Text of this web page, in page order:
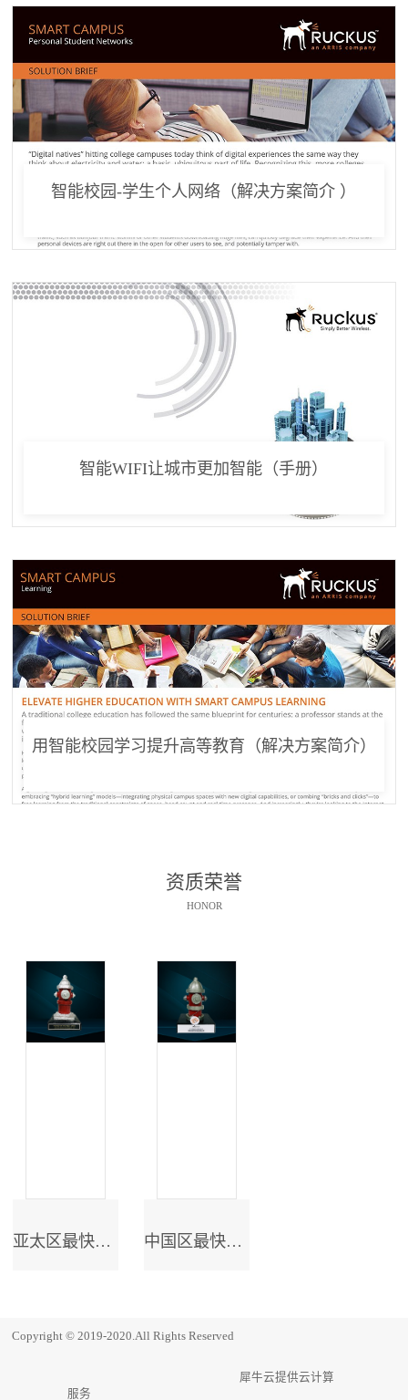
智能校园-学生个人网络（解决方案简介 ）
智能WIFI让城市更加智能（手册）
用智能校园学习提升高等教育（解决方案简介）
资质荣誉
HONOR
亚太区最快成长奖 中国区最快成长奖
Copyright © 2019-2020.All Rights Reserved
犀牛云提供云计算
服务